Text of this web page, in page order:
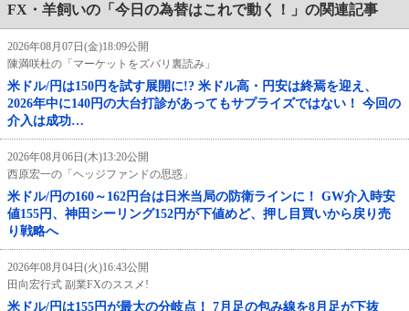
FX・羊飼いの「今日の為替はこれで動く！」の関連記事
2026年08月07日(金)18:09公開
陳満咲杜の「マーケットをズバリ裏読み」
米ドル/円は150円を試す展開に!? 米ドル高・円安は終焉を迎え、
2026年中に140円の大台打診があってもサプライズではない！ 今回の
介入は成功…
2026年08月06日(木)13:20公開
西原宏一の「ヘッジファンドの思惑」
米ドル/円の160～162円台は日米当局の防衛ラインに！ GW介入時安
値155円、神田シーリング152円が下値めど、押し目買いから戻り売
り戦略へ
2026年08月04日(火)16:43公開
田向宏行式 副業FXのススメ!
米ドル/円は155円が最大の分岐点！ 7月足の包み線を8月足が下抜